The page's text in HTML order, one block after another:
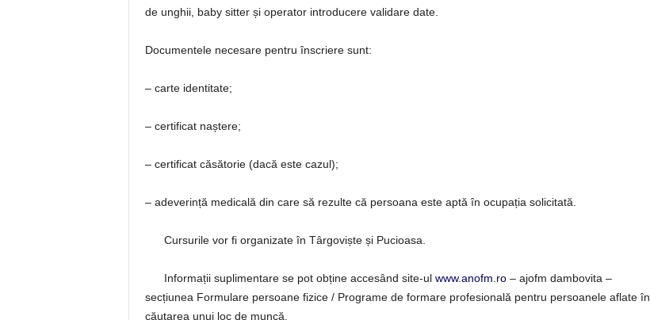
de unghii, baby sitter și operator introducere validare date.
Documentele necesare pentru înscriere sunt:
– carte identitate;
– certificat naștere;
– certificat căsătorie (dacă este cazul);
– adeverință medicală din care să rezulte că persoana este aptă în ocupația solicitată.
Cursurile vor fi organizate în Târgoviște și Pucioasa.
Informații suplimentare se pot obține accesând site-ul www.anofm.ro– ajofm dambovita –
secțiunea Formulare persoane fizice / Programe de formare profesională pentru persoanele aflate în
căutarea unui loc de muncă.